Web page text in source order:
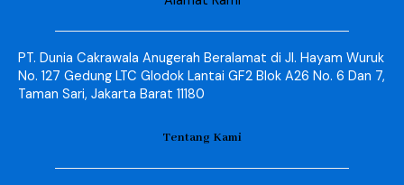
PT. Dunia Cakrawala Anugerah Beralamat di Jl. Hayam Wuruk
No. 127 Gedung LTC Glodok Lantai GF2 Blok A26 No. 6 Dan 7,
Taman Sari, Jakarta Barat 11180
Tentang Kami